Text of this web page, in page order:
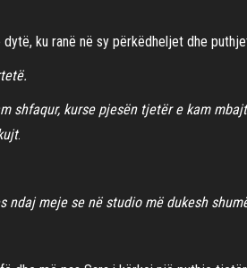
ku ranë në sy përkëdheljet dhe
shfaqur, kurse pjesën tjetër e kam
.
ndaj meje se në studio më dukesh